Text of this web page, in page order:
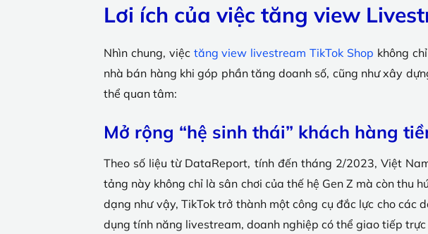
Lơi ích của việc tăng view
Nhìn chung, việc tăng view livestream TikTok Shop không
nhà bán hàng khi góp phần tăng doanh số, cũng như xây
thể quan tâm:
Mở rộng “hệ sinh thái” khách hàng
Theo số liệu từ DataReport, tính đến tháng 2/2023, Việt
tảng này không chỉ là sân chơi của thế hệ Gen Z mà còn thu
dạng như vậy, TikTok trở thành một công cụ đắc lực cho các
dụng tính năng livestream, doanh nghiệp có thể giao tiếp